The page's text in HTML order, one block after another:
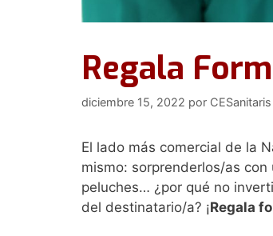
Regala
diciembre 15, 2022 por CESanitaris
El lado más comercial de la
mismo: sorprenderlos/as
peluches… ¿por qué no
del destinatario/a? ¡Regala